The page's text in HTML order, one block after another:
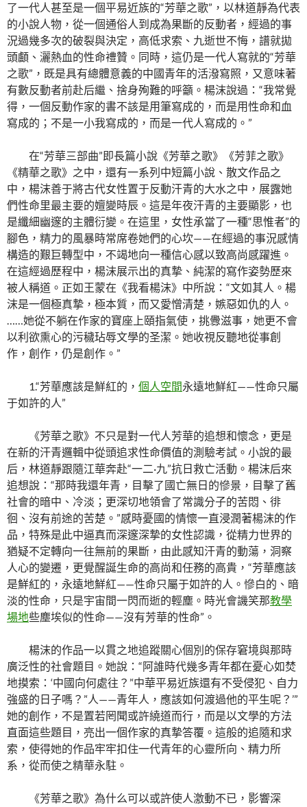
了一代人甚至是一個平易近族的“芳華之歌”，以林道靜為代表
的小說人物，從一個通俗人到成為果斷的反動者，經過的事
況過幾多次的破裂與決定，高低求索、九逝世不悔，譜就拋
頭顱、灑熱血的性命禮贊。同時，這仍是一代人寫就的“芳華
之歌”，既是具有總體意義的中國青年的活潑寫照，又意味著
有數反動者前赴后繼、捨身殉難的呼籲。楊沫說過：“我常覺
得，一個反動作家的書不該是用筆寫成的，而是用性命和血
寫成的；不是一小我寫成的，而是一代人寫成的。”
在“芳華三部曲”即長篇小說《芳華之歌》《芳菲之歌》
《精華之歌》之中，還有一系列中短篇小說、散文作品之
中，楊沫善于將古代女性置于反動汗青的大水之中，展露她
們性命里最主要的嬗變時辰。這是年夜汗青的主要顯影，也
是纖細幽邃的主體衍變。在這里，女性承當了一種“思惟者”的
腳色，精力的風暴時常席卷她們的心坎——在經過的事況感情
構造的艱巨轉型中，不竭地向一種信心感以致高尚感躍進。
在這經過歷程中，楊沫展示出的真摯、純潔的寫作姿勢歷來
被人稱道。正如王蒙在《我看楊沫》中所說：“文如其人。楊
沫是一個極真摯，極本質，而又愛憎清楚，嫉惡如仇的人。
……她從不躺在作家的寶座上頤指氣使，挑釁滋事，她更不會
以利欲熏心的污穢玷辱文學的圣潔。她收視反聽地從事創
作，創作，仍是創作。”
1.“芳華應該是鮮紅的， 個人空間永遠地鮮紅——性命只屬
于如許的人”
《芳華之歌》不只是對一代人芳華的追想和懷念，更是
在新的汗青邏輯中從頭追求性命價值的測驗考試。小說的最
后，林道靜跟隨江華奔赴“一二·九”抗日救亡活動。楊沫后來
追想說：“那時我還年青，目擊了國亡無日的慘景，目擊了舊
社會的暗中、冷淡；更深切地領會了常識分子的苦悶、徘
徊、沒有前途的苦楚。”感時憂國的情懷一直浸潤著楊沫的作
品，特殊是此中逼真而深邃深摯的女性認識，從精力世界的
猶疑不定轉向一往無前的果斷，由此感知汗青的動蕩，洞察
人心的變遷，更覺醒誕生命的高尚和任務的高貴，“芳華應該
是鮮紅的，永遠地鮮紅——性命只屬于如許的人。慘白的、暗
淡的性命，只是宇宙間一閃而逝的輕塵。時光會譏笑那教學
場地些塵埃似的性命——沒有芳華的性命”。
楊沫的作品一以貫之地追蹤關心個別的保存窘境與那時
廣泛性的社會題目。她說：“阿誰時代幾多青年都在憂心如焚
地摸索：‘中國向何處往？’‘中華平易近族還有不受侵犯、自力
強盛的日子嗎？’‘人——青年人，應該如何渡過他的平生呢？’”
她的創作，不是置若罔聞或許繞道而行，而是以文學的方法
直面這些題目，亮出一個作家的真摯答覆。這般的追隨和求
索，使得她的作品牢牢扣住一代青年的心靈所向、精力所
系，從而使之精華永駐。
《芳華之歌》為什么可以或許使人激動不已，影響深